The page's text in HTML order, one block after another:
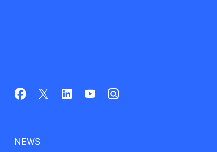
NEWS